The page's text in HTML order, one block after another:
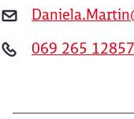
069 265 12857